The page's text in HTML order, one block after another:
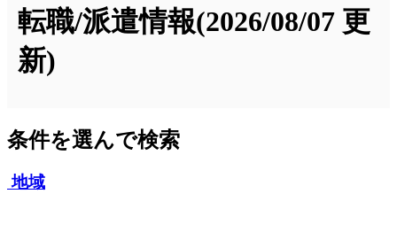
転職/派遣情報(2026/08/07 更
新)
条件を選んで検索
地域